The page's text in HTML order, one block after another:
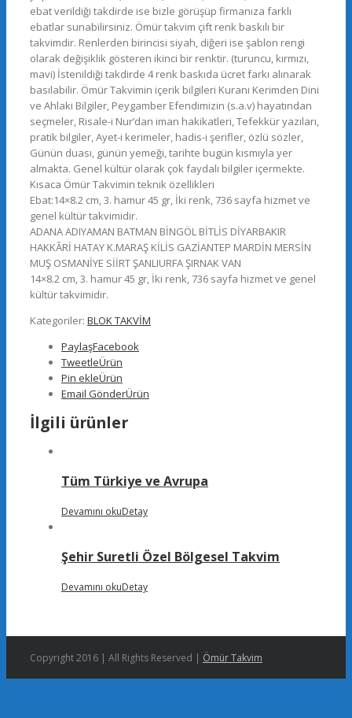
ebat verildiği takdirde ise bizle görüşüp firmanıza farklı
ebatlar sunabilirsiniz. Ömür takvim çift renk baskılı bir
takvimdir. Renlerden birincisi siyah, diğeri ise şablon rengi
olarak değişiklik gösteren ikinci bir renktir. (turuncu, kırmızı,
mavi) İstenildiği takdirde 4 renk baskıda ücret farkı alınarak
basılabilir. Ömür Takvimin içerik bilgileri Kuranı Kerimden Dini
ve Ahlaki Bilgiler, Peygamber Efendimizin (s.a.v) hayatından
seçmeler, Risale-i Nur’dan iman hakikatleri, Tefekkür yazıları,
pratik bilgiler, Ayet-i kerimeler, hadis-i şerifler, özlü sözler,
Günün duası, günün yemeği, tarihte bugün kısmıyla yer
almakta. Genel kültür olarak çok faydalı bilgiler içermekte.
Kısaca Ömür Takvimin teknik özellikleri
Ebat:14×8.2 cm, 3. hamur 45 gr, İki renk, 736 sayfa hizmet ve
genel kültür takvimidir.
ADANA ADIYAMAN BATMAN BİNGÖL BİTLİS DİYARBAKIR
HAKKÂRİ HATAY K.MARAŞ KİLİS GAZİANTEP MARDİN MERSİN
MUŞ OSMANİYE SİİRT ŞANLIURFA ŞIRNAK VAN
14×8.2 cm, 3. hamur 45 gr, İki renk, 736 sayfa hizmet ve genel
kültür takvimidir.
Kategoriler: BLOK TAKVİM
PaylaşFacebook
TweetleÜrün
Pin ekleÜrün
Email GönderÜrün
İlgili ürünler
Tüm Türkiye ve Avrupa
Devamını okuDetay
Şehir Suretli Özel Bölgesel Takvim
Devamını okuDetay
Copyright 2016 | All Rights Reserved | Ömür Takvim